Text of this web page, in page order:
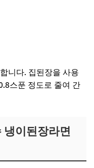
니다. 집된장을 사용
스푼 정도로 줄여 간
냉이된장라면